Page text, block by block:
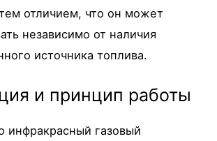
отличием, что он может
независимо от наличия
источника топлива.
и принцип работы
инфракрасный газовый